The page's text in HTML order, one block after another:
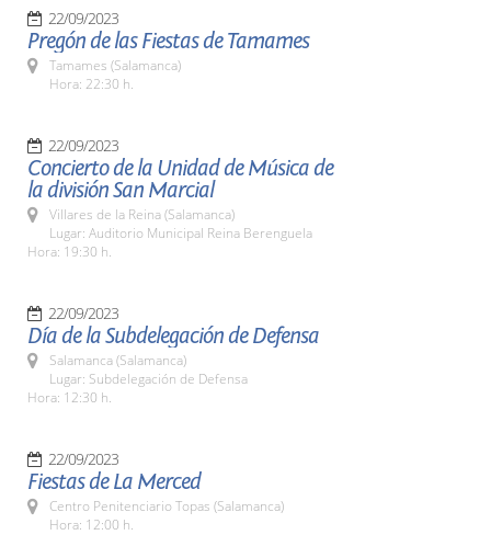
22/09/2023
Pregón de las Fiestas de Tamames
Tamames (Salamanca)
Hora: 22:30 h.
22/09/2023
Concierto de la Unidad de Música de
la división San Marcial
Villares de la Reina (Salamanca)
Lugar: Auditorio Municipal Reina Berenguela
Hora: 19:30 h.
22/09/2023
Día de la Subdelegación de Defensa
Salamanca (Salamanca)
Lugar: Subdelegación de Defensa
Hora: 12:30 h.
22/09/2023
Fiestas de La Merced
Centro Penitenciario Topas (Salamanca)
Hora: 12:00 h.